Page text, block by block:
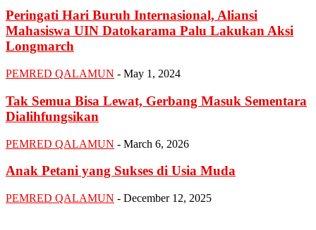
Peringati Hari Buruh Internasional, Aliansi
Mahasiswa UIN Datokarama Palu Lakukan Aksi
Longmarch
PEMRED QALAMUN - May 1, 2024
Tak Semua Bisa Lewat, Gerbang Masuk Sementara
Dialihfungsikan
PEMRED QALAMUN - March 6, 2026
Anak Petani yang Sukses di Usia Muda
PEMRED QALAMUN - December 12, 2025